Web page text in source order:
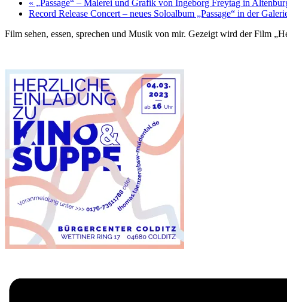
« „Passage“ – Malerei und Grafik von Ingeborg Freytag in
Record Release Concert – neues Soloalbum „Passage“ in der
Film sehen, essen, sprechen und Musik von mir. Gezeigt wird der Film